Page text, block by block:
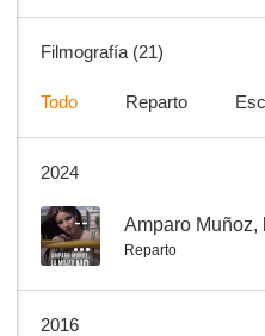
--
Filmografía (21)
Todo Reparto
2024
-- Amparo Muñoz,
Reparto
2016